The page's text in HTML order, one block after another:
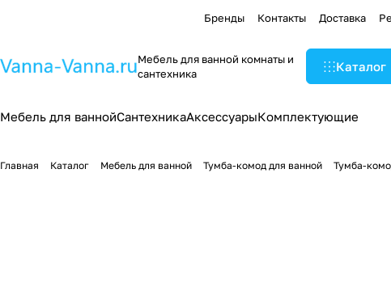
Бренды Контакты Доставка
Мебель для ванной комнаты и
сантехника
Каталог
Мебель для ваннойСантехникаАксессуарыКомплектующие
Главная Каталог Мебель для ванной Тумба-комод для ванной Тумба-